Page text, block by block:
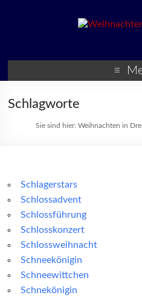
Schlagworte
Sie sind hier: Weihnachten in
Schlagerstars
Schlossadvent
Schlossführung
Schlosskonzert
Schlossweihnacht
Schneekönigin
Schneewittchen
Schnekönigin